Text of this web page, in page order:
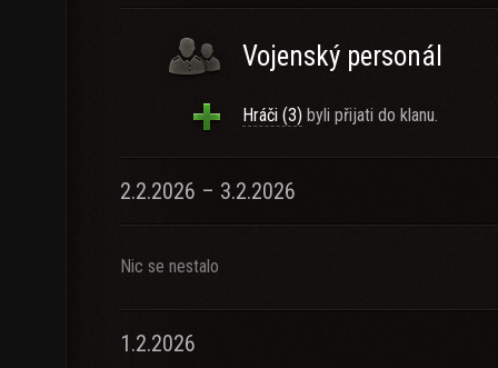
Vojenský personál
Hráči (3) byli přijati do klanu.
2.2.2026 – 3.2.2026
Nic se nestalo
1.2.2026